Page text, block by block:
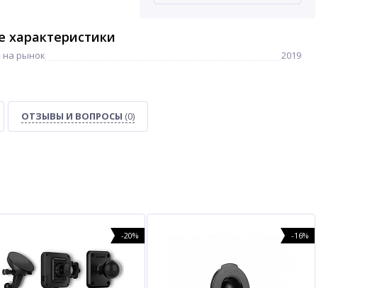
характеристики
на рынок 2019
ОТЗЫВЫ И ВОПРОСЫ (0)
-20% -16%